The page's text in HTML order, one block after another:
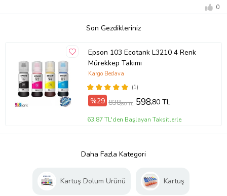
0
Son Gezdikleriniz
Epson 103 Ecotank L3210 4 Renk
Mürekkep Takımı
(1)
Kargo Bedava
%29 838,80 TL 598,80 TL
63,87 TL'den Başlayan Taksitlerle
Daha Fazla Kategori
Kartuş Dolum Ürünü Kartuş